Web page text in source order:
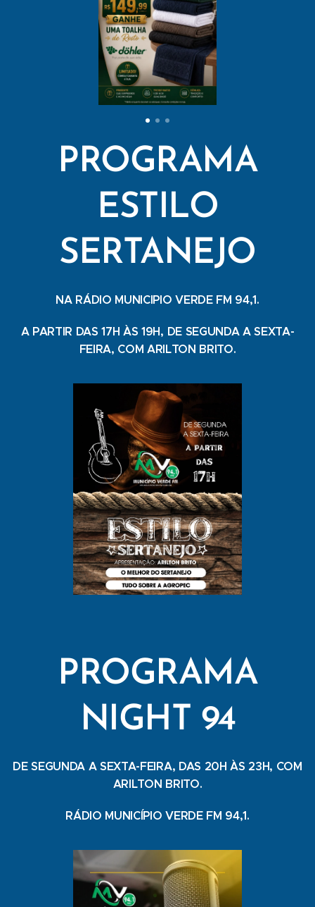
PROGRAMA
ESTILO
SERTANEJO
NA RÁDIO MUNICIPIO VERDE FM 94,1.
A PARTIR DAS 17H ÀS 19H, DE SEGUNDA A SEXTA-
FEIRA, COM ARILTON BRITO.
PROGRAMA
NIGHT 94
DE SEGUNDA A SEXTA-FEIRA, DAS 20H ÀS 23H, COM
ARILTON BRITO.
RÁDIO MUNICÍPIO VERDE FM 94,1.